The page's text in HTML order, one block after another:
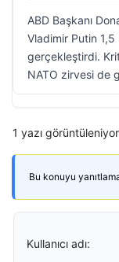
ABD Başkanı
Vladimir Putin
gerçekleştirdi.
NATO zirvesi de
1 yazı
Bu konuyu
Kullanıcı adı: